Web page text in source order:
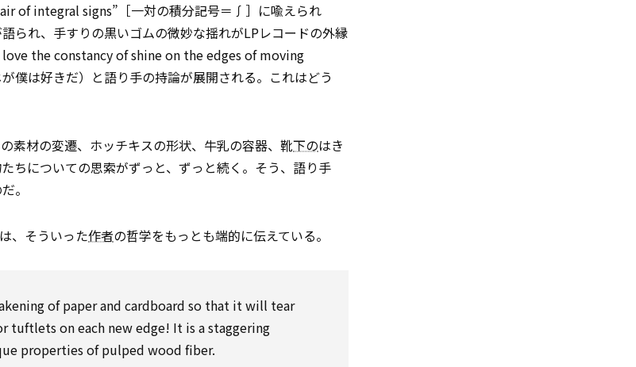
of integral signs”［一対の積分記号＝∫］に喩えられ
られ、手すりの黒いゴムの微妙な揺れがLPレコードの外縁
love the constancy of shine on the edges of moving
僕は好きだ）と語り手の持論が展開される。これはどう
素材の変遷、ホッチキスの形状、牛乳の容器、靴下のはき
ちについての思索がずっと、ずっと続く。そう、語り手
。
、そういった作者の哲学をもっとも端的に伝えている。
of paper and cardboard so that it will tear
tuftlets on each new edge! It is a staggering
properties of pulped wood fiber.